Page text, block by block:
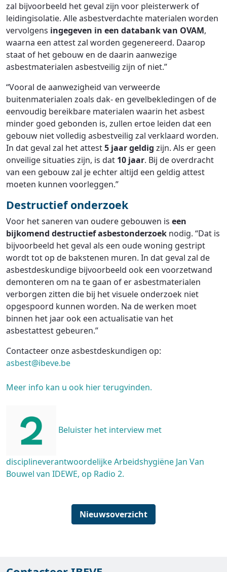
zal bijvoorbeeld het geval zijn voor pleisterwerk of
leidingisolatie. Alle asbestverdachte materialen worden
vervolgens ingegeven in een databank van OVAM,
waarna een attest zal worden gegenereerd. Daarop
staat of het gebouw en de daarin aanwezige
asbestmaterialen asbestveilig zijn of niet.”
“Vooral de aanwezigheid van verweerde
buitenmaterialen zoals dak- en gevelbekledingen of de
eenvoudig bereikbare materialen waarin het asbest
minder goed gebonden is, zullen ertoe leiden dat een
gebouw niet volledig asbestveilig zal verklaard worden.
In dat geval zal het attest5 jaar geldig zijn. Als er geen
onveilige situaties zijn, is dat 10 jaar. Bij de overdracht
van een gebouw zal je echter altijd een geldig attest
moeten kunnen voorleggen.”
Destructief onderzoek
Voor het saneren van oudere gebouwen is een
bijkomend destructief asbestonderzoek nodig. “Dat is
bijvoorbeeld het geval als een oude woning gestript
wordt tot op de bakstenen muren. In dat geval zal de
asbestdeskundige bijvoorbeeld ook een voorzetwand
demonteren om na te gaan of er asbestmaterialen
verborgen zitten die bij het visuele onderzoek niet
opgespoord kunnen worden. Na de werken moet
binnen het jaar ook een actualisatie van het
asbestattest gebeuren.”
Contacteer onze asbestdeskundigen op:
asbest@ibeve.be
Meer info kan u ook hier terugvinden.
Beluister het interview met
disciplineverantwoordelijke Arbeidshygiëne Jan Van
Bouwel van IDEWE, op Radio 2.
Nieuwsoverzicht